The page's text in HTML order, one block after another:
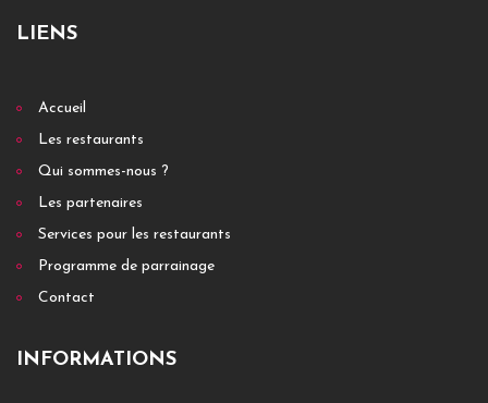
LIENS
Accueil
Les restaurants
Qui sommes-nous ?
Les partenaires
Services pour les restaurants
Programme de parrainage
Contact
INFORMATIONS